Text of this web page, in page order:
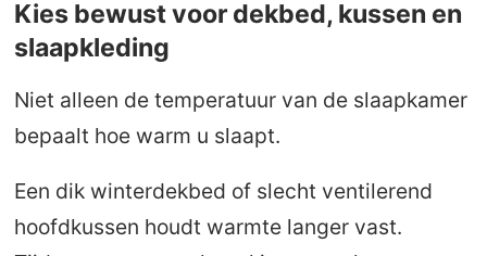
Kies bewust voor dekbed, kussen en
slaapkleding
Niet alleen de temperatuur van de slaapkamer
bepaalt hoe warm u slaapt.
Een dik winterdekbed of slecht ventilerend
hoofdkussen houdt warmte langer vast.